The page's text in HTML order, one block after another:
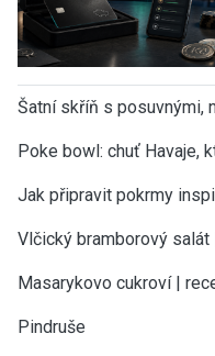
Šatní skříň s posuvnými,
Poke bowl: chuť Havaje,
Jak připravit pokrmy
Vlčický bramborový
Masarykovo cukroví |
Pindruše